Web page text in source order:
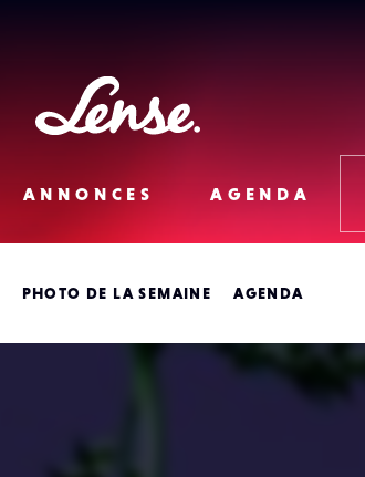
Lense
ANNONCES AGENDA
PHOTO DE LA SEMAINE AGENDA